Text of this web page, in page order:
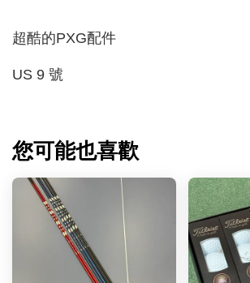
超酷的PXG配件
US 9 號
您可能也喜歡